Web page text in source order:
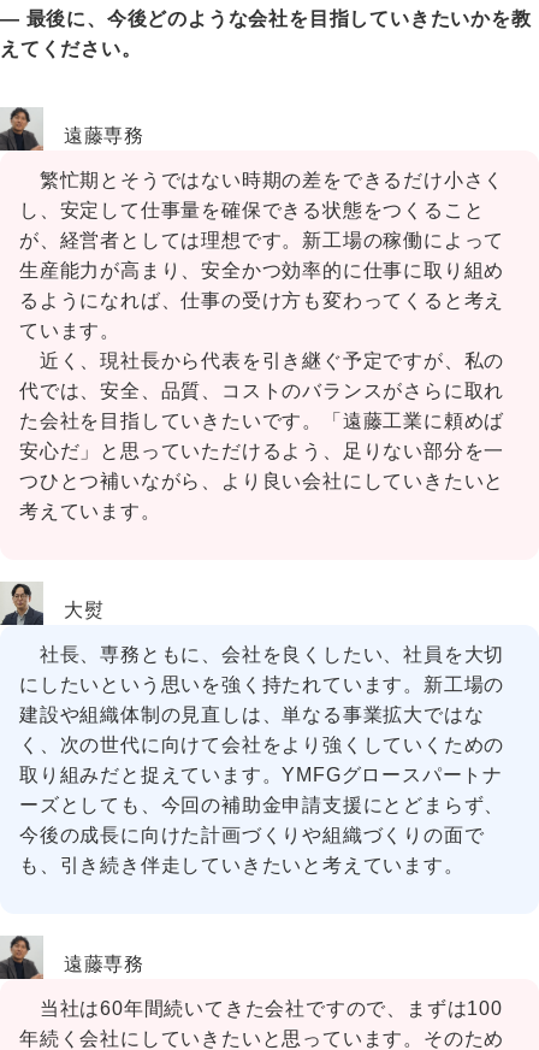
― 最後に、今後どのような会社を目指していきたいかを教
えてください。
遠藤専務
繁忙期とそうではない時期の差をできるだけ小さく
し、安定して仕事量を確保できる状態をつくること
が、経営者としては理想です。新工場の稼働によって
生産能力が高まり、安全かつ効率的に仕事に取り組め
るようになれば、仕事の受け方も変わってくると考え
ています。
近く、現社長から代表を引き継ぐ予定ですが、私の
代では、安全、品質、コストのバランスがさらに取れ
た会社を目指していきたいです。「遠藤工業に頼めば
安心だ」と思っていただけるよう、足りない部分を一
つひとつ補いながら、より良い会社にしていきたいと
考えています。
大熨
社長、専務ともに、会社を良くしたい、社員を大切
にしたいという思いを強く持たれています。新工場の
建設や組織体制の見直しは、単なる事業拡大ではな
く、次の世代に向けて会社をより強くしていくための
取り組みだと捉えています。YMFGグロースパートナ
ーズとしても、今回の補助金申請支援にとどまらず、
今後の成長に向けた計画づくりや組織づくりの面で
も、引き続き伴走していきたいと考えています。
遠藤専務
当社は60年間続いてきた会社ですので、まずは100
年続く会社にしていきたいと思っています。そのため